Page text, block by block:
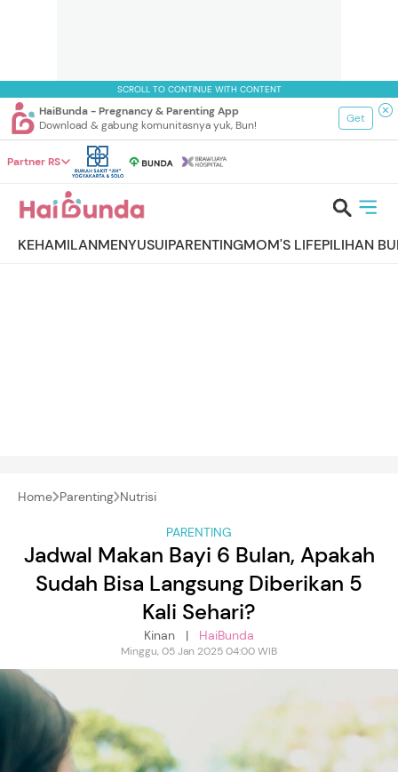
SCROLL TO CONTINUE WITH CONTENT
HaiBunda - Pregnancy & Parenting App
Download & gabung komunitasnya yuk, Bun!
Get
Partner RS
KEHAMILANMENYUSUIPARENTINGMOM'S LIFEPILIHAN
Home Parenting Nutrisi
PARENTING
Jadwal Makan Bayi 6 Bulan, Apakah
Sudah Bisa Langsung Diberikan 5
Kali Sehari?
Kinan | HaiBunda
Minggu, 05 Jan 2025 04:00 WIB